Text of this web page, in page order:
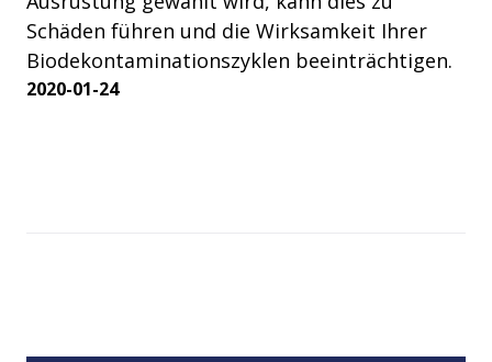
Schäden führen und die Wirksamkeit Ihrer
Biodekontaminationszyklen beeinträchtigen.
2020-01-24